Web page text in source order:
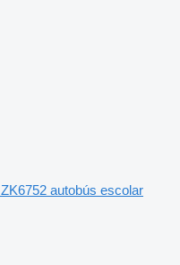
autobús escolar